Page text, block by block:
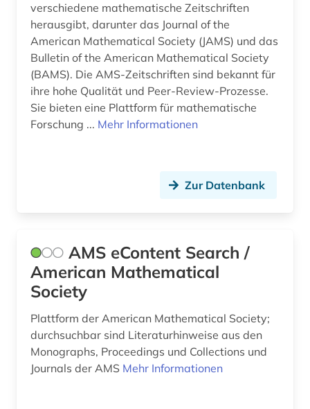
literaturwissenschaft (2)
manuskripte (1)
maschinenbau (1)
mathe (1)
zeitschriftenaufsatz fid mathematik (1)
mathematikerin (2)
mathematische instrumente (1)
mathematische physik (1)
verschiedene mathematische Zeitschriften
herausgibt, darunter das Journal of the
American Mathematical Society (JAMS) und das
Bulletin of the American Mathematical Society
(BAMS). Die AMS-Zeitschriften sind bekannt für
ihre hohe Qualität und Peer-Review-Prozesse.
Sie bieten eine Plattform für mathematische
Forschung ... Mehr Informationen
Zur Datenbank
AMS eContent Search /
American Mathematical
Society
Plattform der American Mathematical Society;
durchsuchbar sind Literaturhinweise aus den
Monographs, Proceedings und Collections und
Journals der AMS Mehr Informationen